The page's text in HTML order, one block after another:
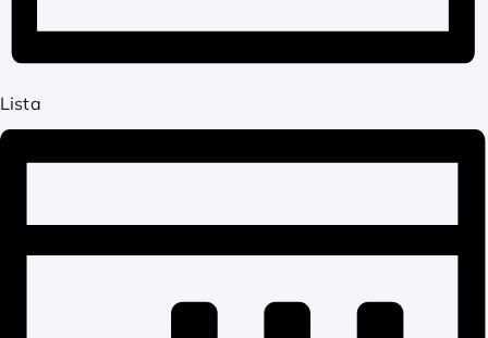
Lista